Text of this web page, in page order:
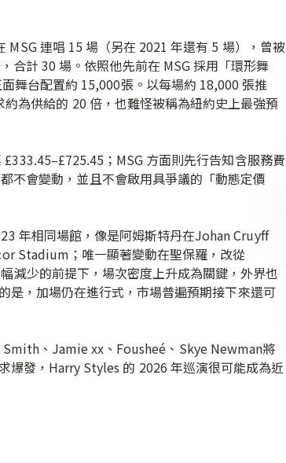
連唱 15 場（另在 2021 年還有 5 場），曾被
合計 30 場。依照他先前在 MSG 採用「環形舞
舞台配置約 15,000張。以每場約 18,000 張推
為供給的 20 倍，也難怪被稱為紐約史上最強預
；MSG 方面則先行告知含服務費
不會變動，並且不會啟用具爭議的「動態定價
年相同場館，像是阿姆斯特丹在Johan Cruyff
Stadium；唯一顯著變動在聖保羅，改從
減少的前提下，場次密度上升成為關鍵，外界也
是，加場仍在進行式，市場普遍預期接下來還可
、Jamie xx、Fousheé、Skye Newman將
爆發，Harry Styles 的 2026 年巡演很可能成為近